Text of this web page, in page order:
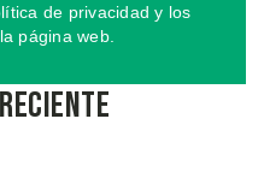
de privacidad y los
página web.